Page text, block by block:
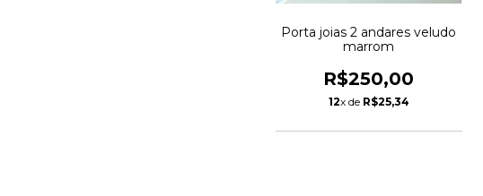
Porta joias 2 andares veludo
marrom
R$250,00
12x de R$25,34